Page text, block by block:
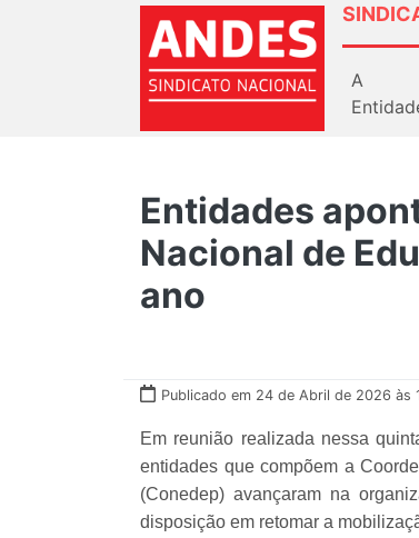
A
Entidades
Nacional de
ano
Publicado em 24 de Abril de 2026 às
Em reunião realizada nessa
entidades que compõem a
(Conedep) avançaram na
disposição em retomar a